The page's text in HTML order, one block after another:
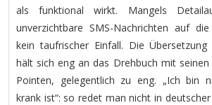
als funktional wirkt. Mangels
unverzichtbare SMS-Nachrichten auf
kein taufrischer Einfall. Die
hält sich eng an das Drehbuch mit
Pointen, gelegentlich zu eng. „Ich bin
krank ist“: so redet man nicht in